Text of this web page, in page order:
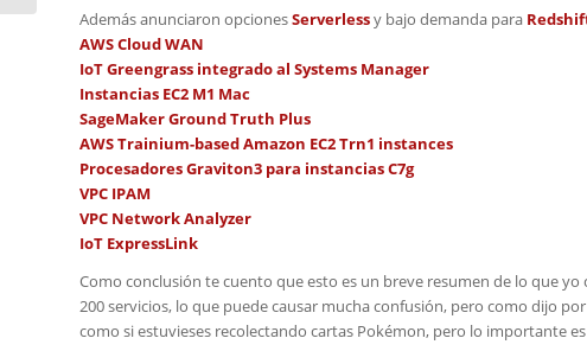
Además anunciaron opcionesServerlessy bajo demanda para
AWS Cloud WAN
IoT Greengrass integrado al Systems Manager
Instancias EC2 M1 Mac
SageMaker Ground Truth Plus
AWS Trainium-based Amazon EC2 Trn1 instances
Procesadores Graviton3 para instancias C7g
VPC IPAM
VPC Network Analyzer
IoT ExpressLink
Como conclusión te cuento que esto es un breve resumen de lo que
200 servicios, lo que puede causar mucha confusión, pero como dijo
como si estuvieses recolectando cartas Pokémon, pero lo importante